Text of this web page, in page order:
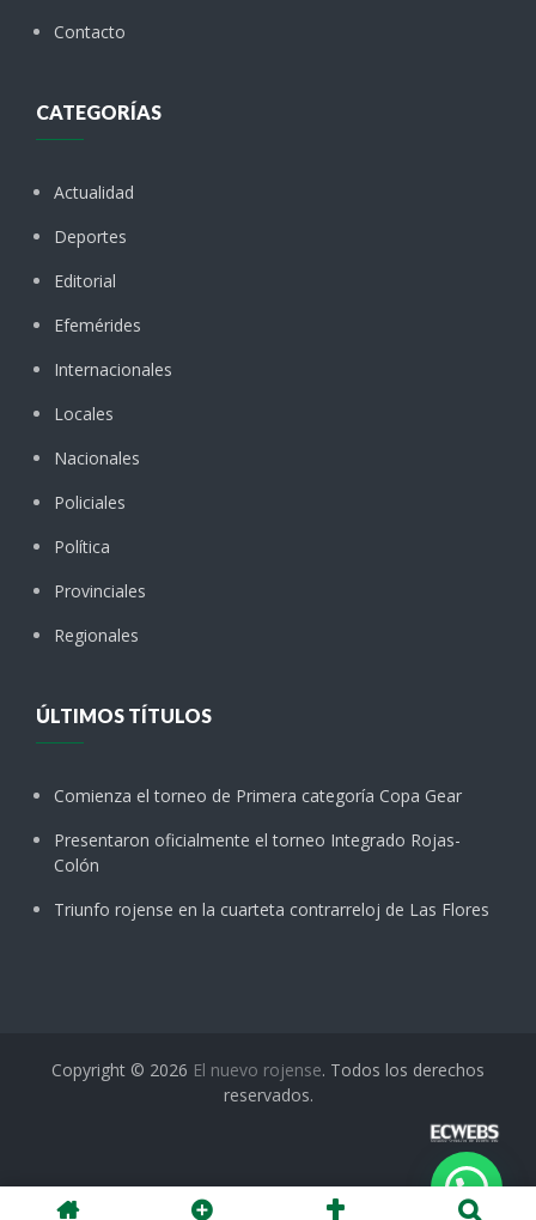
Contacto
CATEGORÍAS
Actualidad
Deportes
Editorial
Efemérides
Internacionales
Locales
Nacionales
Policiales
Política
Provinciales
Regionales
ÚLTIMOS TÍTULOS
Comienza el torneo de Primera categoría Copa Gear
Presentaron oficialmente el torneo Integrado Rojas-
Colón
Triunfo rojense en la cuarteta contrarreloj de Las Flores
Copyright © 2026 El nuevo rojense. Todos los derechos
reservados.